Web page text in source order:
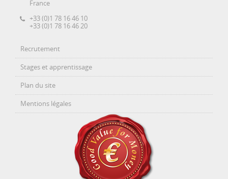
France
+33 (0)1 78 16 46 10
+33 (0)1 78 16 46 20
Recrutement
Stages et apprentissage
Plan du site
Mentions légales